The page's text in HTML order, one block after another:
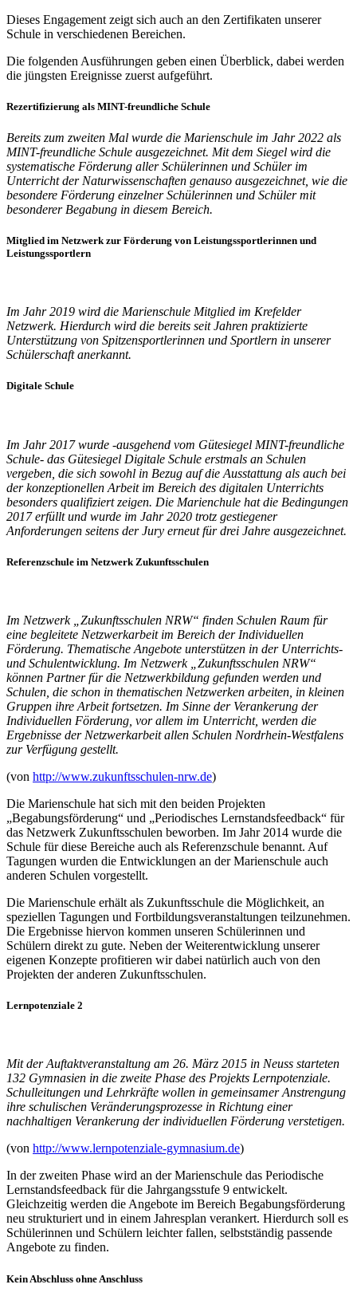
Dieses Engagement zeigt sich auch an den Zertifikaten unserer
Schule in verschiedenen Bereichen.
Die folgenden Ausführungen geben einen Überblick, dabei werden
die jüngsten Ereignisse zuerst aufgeführt.
Rezertifizierung als MINT-freundliche Schule
Bereits zum zweiten Mal wurde die Marienschule im Jahr 2022 als
MINT-freundliche Schule ausgezeichnet. Mit dem Siegel wird die
systematische Förderung aller Schülerinnen und Schüler im
Unterricht der Naturwissenschaften genauso ausgezeichnet, wie die
besondere Förderung einzelner Schülerinnen und Schüler mit
besonderer Begabung in diesem Bereich.
Mitglied im Netzwerk zur Förderung von Leistungssportlerinnen und
Leistungssportlern
Im Jahr 2019 wird die Marienschule Mitglied im Krefelder
Netzwerk. Hierdurch wird die bereits seit Jahren praktizierte
Unterstützung von Spitzensportlerinnen und Sportlern in unserer
Schülerschaft anerkannt.
Digitale Schule
Im Jahr 2017 wurde -ausgehend vom Gütesiegel MINT-freundliche
Schule- das Gütesiegel Digitale Schule erstmals an Schulen
vergeben, die sich sowohl in Bezug auf die Ausstattung als auch bei
der konzeptionellen Arbeit im Bereich des digitalen Unterrichts
besonders qualifiziert zeigen. Die Marienchule hat die Bedingungen
2017 erfüllt und wurde im Jahr 2020 trotz gestiegener
Anforderungen seitens der Jury erneut für drei Jahre ausgezeichnet.
Referenzschule im Netzwerk Zukunftsschulen
Im Netzwerk „Zukunftsschulen NRW“ finden Schulen Raum für
eine begleitete Netzwerkarbeit im Bereich der Individuellen
Förderung. Thematische Angebote unterstützen in der Unterrichts-
und Schulentwicklung. Im Netzwerk „Zukunftsschulen NRW“
können Partner für die Netzwerkbildung gefunden werden und
Schulen, die schon in thematischen Netzwerken arbeiten, in kleinen
Gruppen ihre Arbeit fortsetzen. Im Sinne der Verankerung der
Individuellen Förderung, vor allem im Unterricht, werden die
Ergebnisse der Netzwerkarbeit allen Schulen Nordrhein-Westfalens
zur Verfügung gestellt.
(von http://www.zukunftsschulen-nrw.de)
Die Marienschule hat sich mit den beiden Projekten
„Begabungsförderung“ und „Periodisches Lernstandsfeedback“ für
das Netzwerk Zukunftsschulen beworben. Im Jahr 2014 wurde die
Schule für diese Bereiche auch als Referenzschule benannt. Auf
Tagungen wurden die Entwicklungen an der Marienschule auch
anderen Schulen vorgestellt.
Die Marienschule erhält als Zukunftsschule die Möglichkeit, an
speziellen Tagungen und Fortbildungsveranstaltungen teilzunehmen.
Die Ergebnisse hiervon kommen unseren Schülerinnen und
Schülern direkt zu gute. Neben der Weiterentwicklung unserer
eigenen Konzepte profitieren wir dabei natürlich auch von den
Projekten der anderen Zukunftsschulen.
Lernpotenziale 2
Mit der Auftaktveranstaltung am 26. März 2015 in Neuss starteten
132 Gymnasien in die zweite Phase des Projekts Lernpotenziale.
Schulleitungen und Lehrkräfte wollen in gemeinsamer Anstrengung
ihre schulischen Veränderungsprozesse in Richtung einer
nachhaltigen Verankerung der individuellen Förderung verstetigen.
(von http://www.lernpotenziale-gymnasium.de)
In der zweiten Phase wird an der Marienschule das Periodische
Lernstandsfeedback für die Jahrgangsstufe 9 entwickelt.
Gleichzeitig werden die Angebote im Bereich Begabungsförderung
neu strukturiert und in einem Jahresplan verankert. Hierdurch soll es
Schülerinnen und Schülern leichter fallen, selbstständig passende
Angebote zu finden.
Kein Abschluss ohne Anschluss